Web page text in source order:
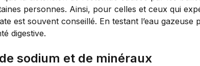
personnes. Ainsi, pour celles et ceux qui
est souvent conseillé. En testant l’eau
digestive.
sodium et de minéraux